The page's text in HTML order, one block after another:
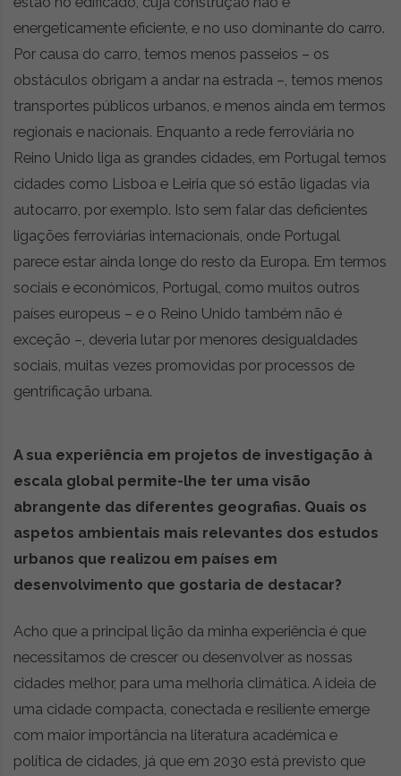
energeticamente eficiente, e no uso dominante do carro.
Por causa do carro, temos menos passeios – os
obstáculos obrigam a andar na estrada –, temos menos
transportes públicos urbanos, e menos ainda em termos
regionais e nacionais. Enquanto a rede ferroviária no
Reino Unido liga as grandes cidades, em Portugal temos
cidades como Lisboa e Leiria que só estão ligadas via
autocarro, por exemplo. Isto sem falar das deficientes
ligações ferroviárias internacionais, onde Portugal
parece estar ainda longe do resto da Europa. Em termos
sociais e económicos, Portugal, como muitos outros
países europeus – e o Reino Unido também não é
exceção –, deveria lutar por menores desigualdades
sociais, muitas vezes promovidas por processos de
gentrificação urbana.
A sua experiência em projetos de investigação à
escala global permite-lhe ter uma visão
abrangente das diferentes geografias. Quais os
aspetos ambientais mais relevantes dos estudos
urbanos que realizou em países em
desenvolvimento que gostaria de destacar?
Acho que a principal lição da minha experiência é que
necessitamos de crescer ou desenvolver as nossas
cidades melhor, para uma melhoria climática. A ideia de
uma cidade compacta, conectada e resiliente emerge
com maior importância na literatura académica e
política de cidades, já que em 2030 está previsto que